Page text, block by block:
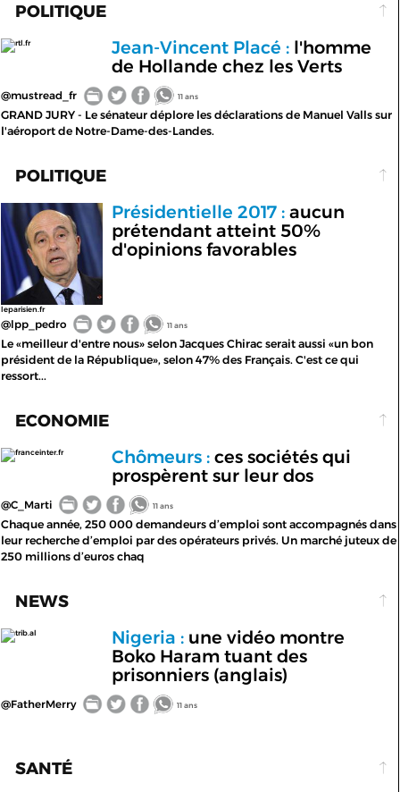
POLITIQUE
rtl.fr Jean-Vincent Placé :l'homme
de Hollande chez les Verts
@mustread_fr 11 ans
GRAND JURY - Le sénateur déplore les déclarations de Manuel Valls sur
l'aéroport de Notre-Dame-des-Landes.
POLITIQUE
leparisien.fr
Présidentielle 2017 :aucun
prétendant atteint 50%
d'opinions favorables
@lpp_pedro 11 ans
Le «meilleur d'entre nous» selon Jacques Chirac serait aussi «un bon
président de la République», selon 47% des Français. C'est ce qui
ressort...
ECONOMIE
franceinter.fr Chômeurs :ces sociétés qui
prospèrent sur leur dos
@C_Marti 11 ans
Chaque année, 250 000 demandeurs d’emploi sont accompagnés dans
leur recherche d’emploi par des opérateurs privés. Un marché juteux de
250 millions d’euros chaq
NEWS
trib.al Nigeria :une vidéo montre
Boko Haram tuant des
prisonniers (anglais)
@FatherMerry 11 ans
SANTÉ